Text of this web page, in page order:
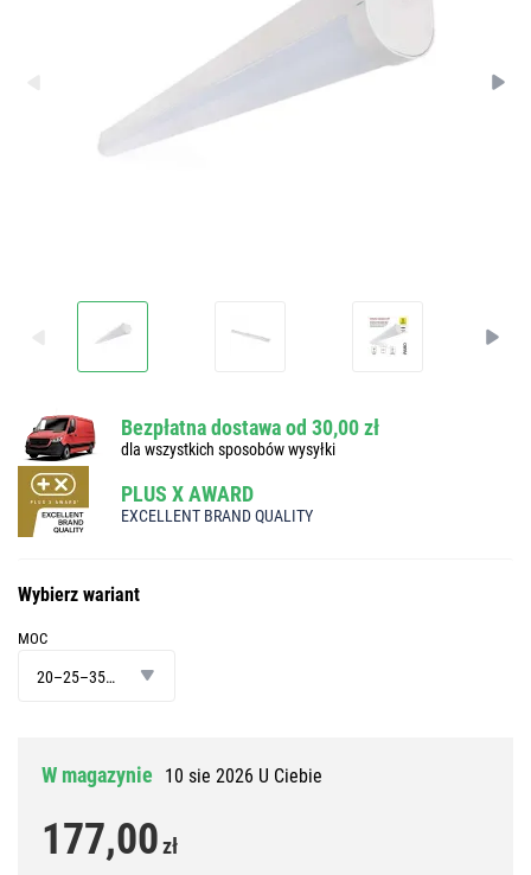
Bezpłatna dostawa od 30,00 zł
dla wszystkich sposobów wysyłki
PLUS X AWARD
EXCELLENT BRAND QUALITY
Wybierz wariant
MOC
20–25–35–40 W
W magazynie 10 sie 2026 U Ciebie
177,00zł